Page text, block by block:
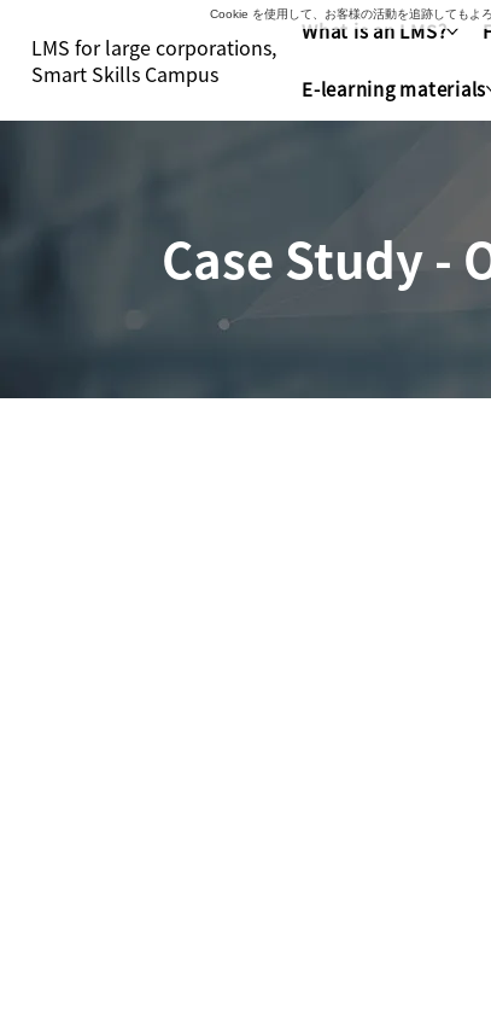
LMS for large corporations,
Smart Skills Campus
What is an LMS?
E-learning materials
Case Study -
Cookie を使用して、お客様の活動を追跡してもよ